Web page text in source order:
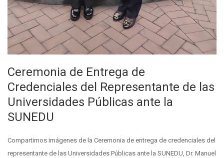
Ceremonia de Entrega de
Credenciales del Representante de las
Universidades Públicas ante la
SUNEDU
Compartimos imágenes de la Ceremonia de entrega de credenciales del
representante de las Universidades Públicas ante la SUNEDU, Dr. Manuel